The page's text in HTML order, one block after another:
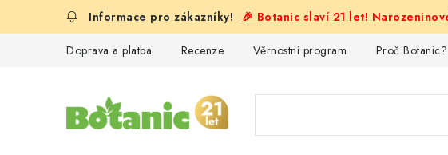
🎉 Botanic slaví 21 let!
Doprava a platba Recenze Věrnostní program Proč Botanic?